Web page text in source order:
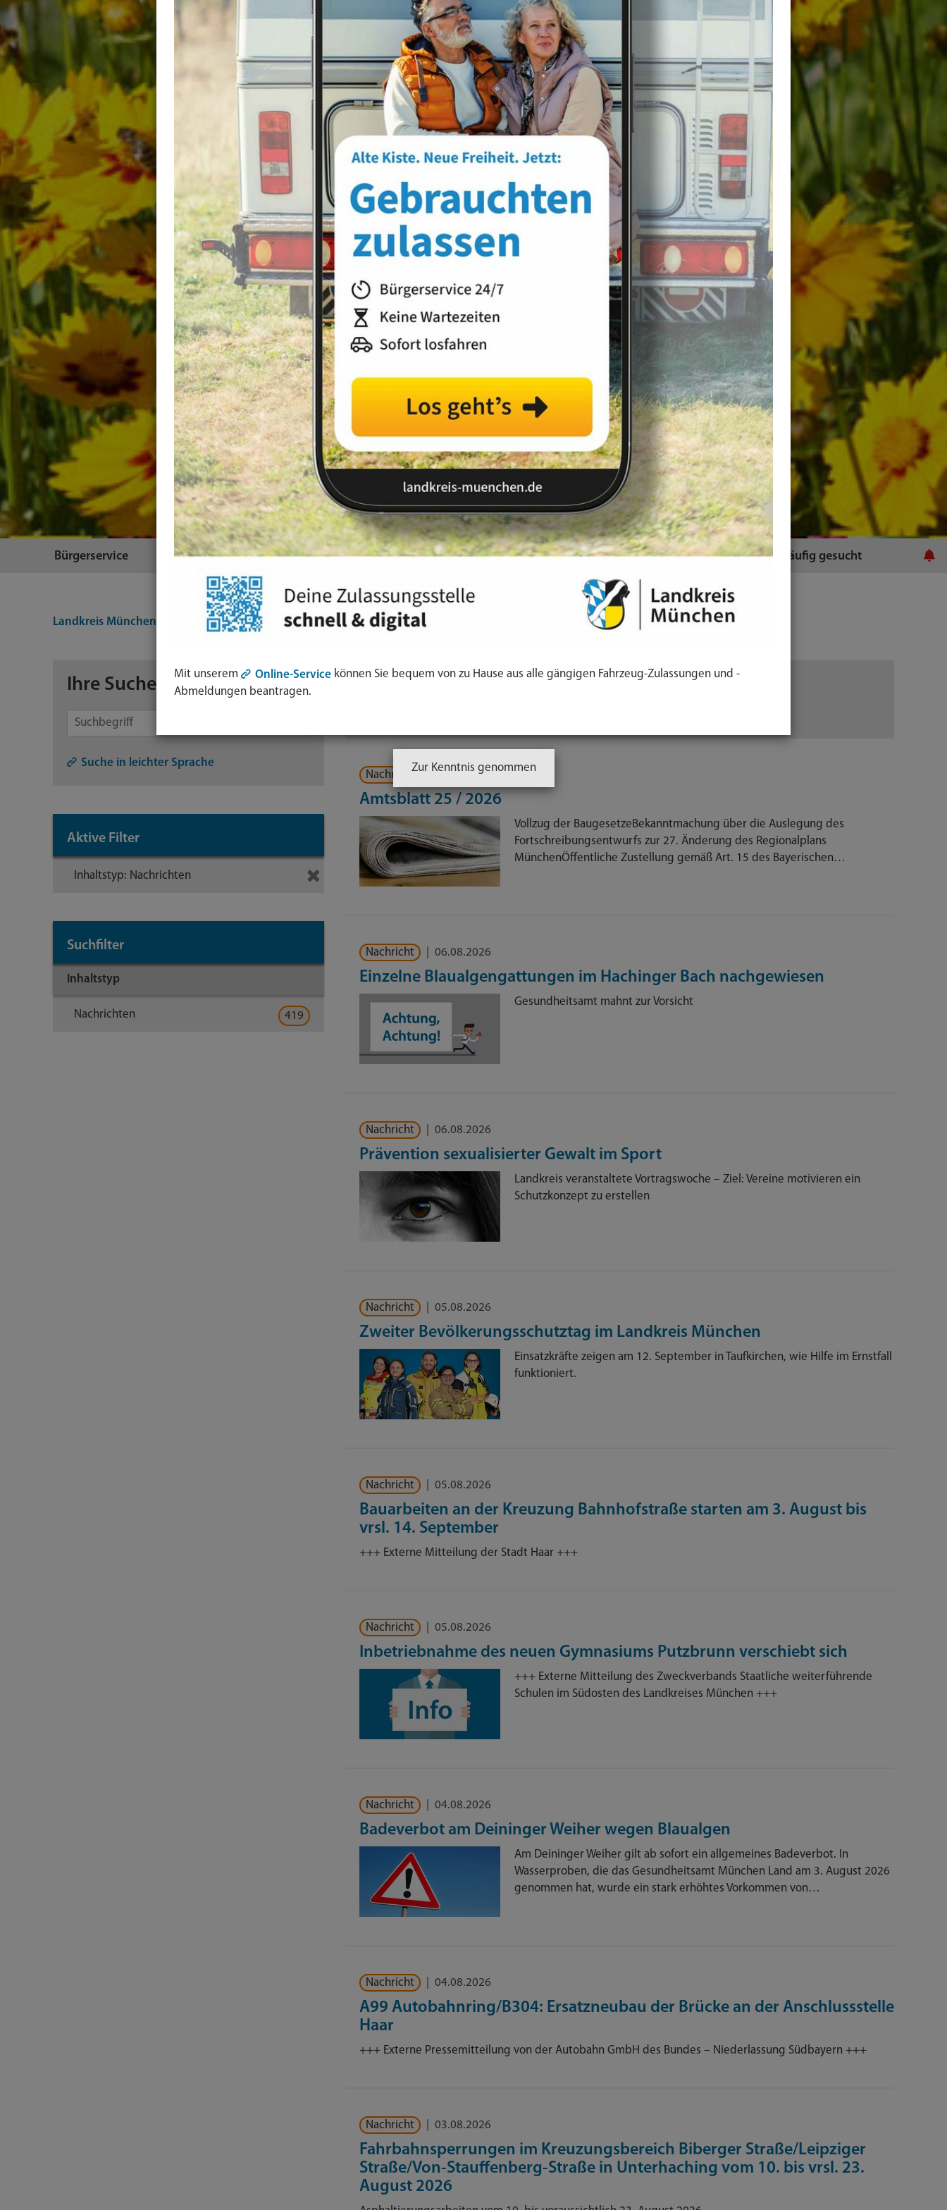
Bürgerservice Themen Landkreis Landratsamt Häufig gesucht
Landkreis München
Ihre Suche
Symbol
Taste
Suche in leichter Sprache
Aktive Filter
Inhaltstyp: Nachrichten
Suchfilter
Inhaltstyp
Nachrichten 419
Sortierung:
Nachricht | 07.08.2026
Amtsblatt 25 / 2026
Vollzug der BaugesetzeBekanntmachung über die Auslegung des
Fortschreibungsentwurfs zur 27. Änderung des Regionalplans
MünchenÖffentliche Zustellung gemäß Art. 15 des Bayerischen…
Nachricht 06.08.2026
Einzelne Blaualgengattungen im Hachinger Bach nachgewiesen
Gesundheitsamt mahnt zur Vorsicht
Nachricht 06.08.2026
Prävention sexualisierter Gewalt im Sport
Landkreis veranstaltete Vortragswoche – Ziel: Vereine motivieren ein
Schutzkonzept zu erstellen
Nachricht 05.08.2026
Zweiter Bevölkerungsschutztag im Landkreis München
Einsatzkräfte zeigen am 12. September in Taufkirchen, wie Hilfe im Ernstfall
funktioniert.
Nachricht 05.08.2026
Bauarbeiten an der Kreuzung Bahnhofstraße starten am 3. August bis
vrsl. 14. September
+++ Externe Mitteilung der Stadt Haar +++
Nachricht 05.08.2026
Inbetriebnahme des neuen Gymnasiums Putzbrunn verschiebt sich
+++ Externe Mitteilung des Zweckverbands Staatliche weiterführende
Schulen im Südosten des Landkreises München +++
Nachricht 04.08.2026
Badeverbot am Deininger Weiher wegen Blaualgen
Am Deininger Weiher gilt ab sofort ein allgemeines Badeverbot. In
Wasserproben, die das Gesundheitsamt München Land am 3. August 2026
genommen hat, wurde ein stark erhöhtes Vorkommen von…
Nachricht 04.08.2026
A99 Autobahnring/B304: Ersatzneubau der Brücke an der Anschlussstelle
Haar
+++ Externe Pressemitteilung von der Autobahn GmbH des Bundes – Niederlassung Südbayern +++
Nachricht 03.08.2026
Fahrbahnsperrungen im Kreuzungsbereich Biberger Straße/Leipziger
Straße/Von-Stauffenberg-Straße in Unterhaching vom 10. bis vrsl. 23.
August 2026
Mit unserem Online-Service können Sie bequem von zu Hause aus alle gängigen Fahrzeug-Zulassungen und -
Abmeldungen beantragen.
Zur Kenntnis genommen